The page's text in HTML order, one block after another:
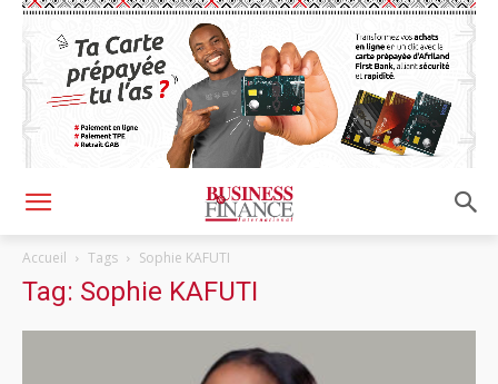
Accueil Tags Sophie KAFUTI
Tag: Sophie KAFUTI